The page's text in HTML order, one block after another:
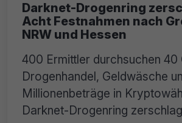
Darknet-Drogenring
Acht Festnahmen nach
NRW und Hessen
400 Ermittler durchsuchen 40
Drogenhandel, Geldwäsche
Millionenbeträge in
Darknet-Drogenring